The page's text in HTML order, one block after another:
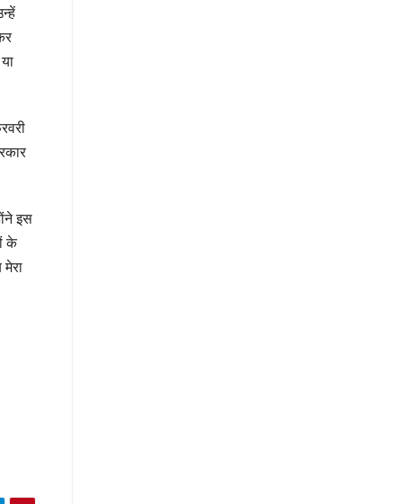
इस
के